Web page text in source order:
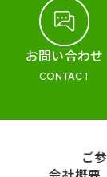
お問い合わせ
CONTACT
ご